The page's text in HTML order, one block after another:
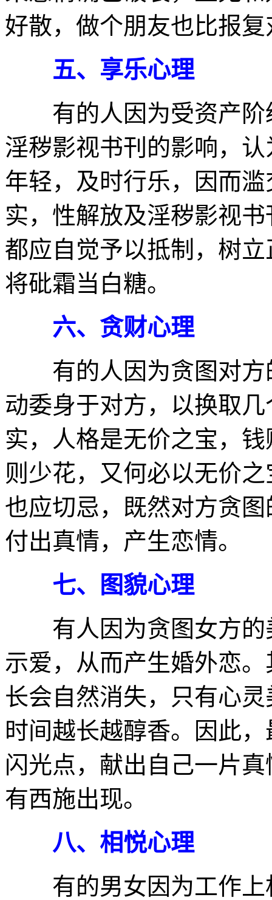
好散，做个朋友也比报
五、享乐心理
有的人因为受资产阶
淫秽影视书刊的影响，
年轻，及时行乐，因而
实，性解放及淫秽影视
都应自觉予以抵制，树
将砒霜当白糖。
六、贪财心理
有的人因为贪图对方
动委身于对方，以换取
实，人格是无价之宝，
则少花，又何必以无价
也应切忌，既然对方贪
付出真情，产生恋情。
七、图貌心理
有人因为贪图女方的
示爱，从而产生婚外恋
长会自然消失，只有心
时间越长越醇香。因此
闪光点，献出自己一片
有西施出现。
八、相悦心理
有的男女因为工作上